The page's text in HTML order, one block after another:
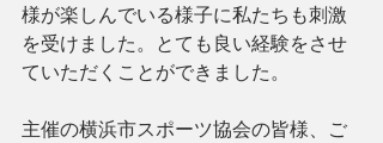
様が楽しんでいる様子に私たちも刺激
を受けました。とても良い経験をさせ
ていただくことができました。
主催の横浜市スポーツ協会の皆様、ご